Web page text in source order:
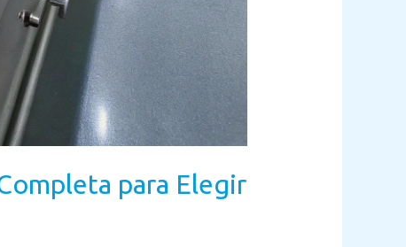
para Elegir